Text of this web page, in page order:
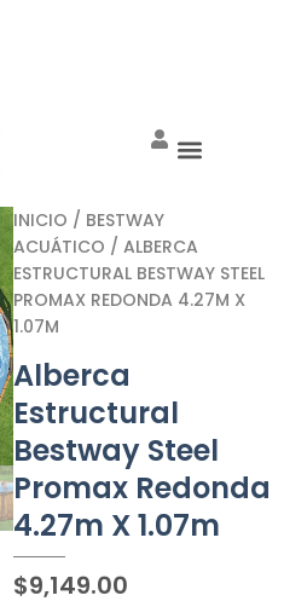
INICIO / BESTWAY
ACUÁTICO / ALBERCA
ESTRUCTURAL BESTWAY STEEL
PROMAX REDONDA 4.27M X
1.07M
Alberca
Estructural
Bestway Steel
Promax Redonda
4.27m X 1.07m
$9,149.00